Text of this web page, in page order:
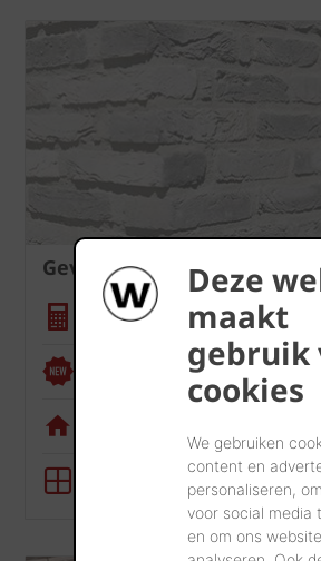
Deze
maakt
gebruik
cookies
We gebruiken
content en
personaliseren,
voor social media
en om ons
Gevel
Hoeveelheidscalculator